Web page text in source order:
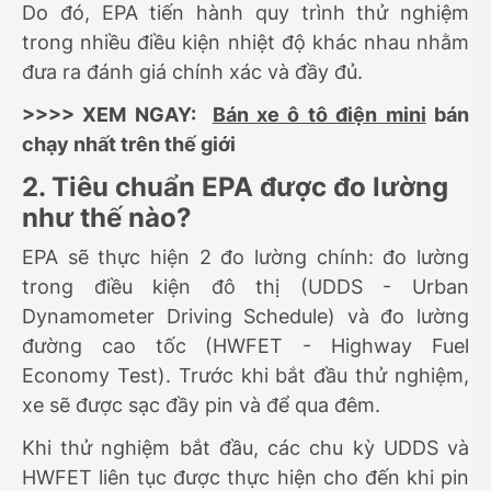
Do đó, EPA tiến hành quy trình thử nghiệm
trong nhiều điều kiện nhiệt độ khác nhau nhằm
đưa ra đánh giá chính xác và đầy đủ.
>>>> XEM NGAY: Bán xe ô tô điện mini bán
chạy nhất trên thế giới
2. Tiêu chuẩn EPA được đo lường
như thế nào?
EPA sẽ thực hiện 2 đo lường chính: đo lường
trong điều kiện đô thị (UDDS - Urban
Dynamometer Driving Schedule) và đo lường
đường cao tốc (HWFET - Highway Fuel
Economy Test). Trước khi bắt đầu thử nghiệm,
xe sẽ được sạc đầy pin và để qua đêm.
Khi thử nghiệm bắt đầu, các chu kỳ UDDS và
HWFET liên tục được thực hiện cho đến khi pin